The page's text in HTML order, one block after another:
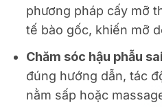
phương pháp cấy mỡ
tế bào gốc, khiến mỡ
Chăm sóc hậu phẫu
đúng hướng dẫn, tác
nằm sấp hoặc